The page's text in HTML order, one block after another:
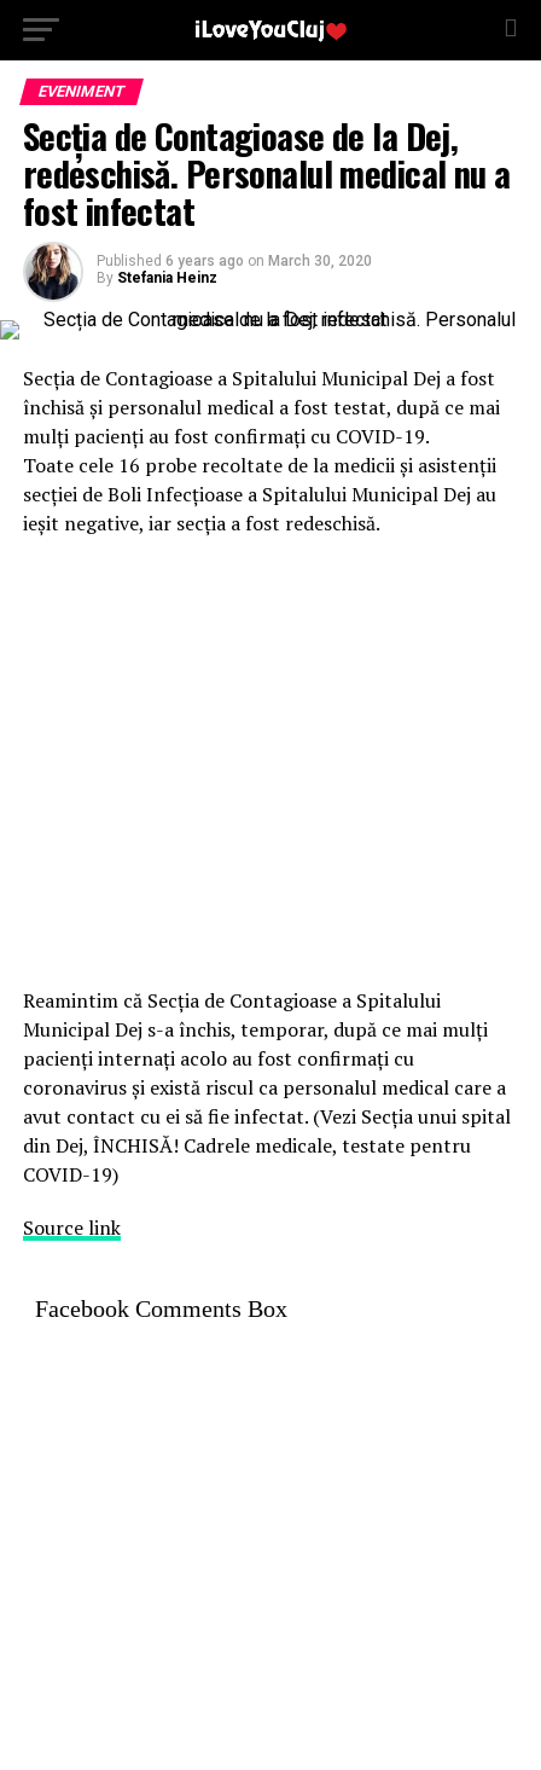
EVENIMENT
Secția de Contagioase de la Dej,
redeschisă. Personalul medical nu a
fost infectat
Published 6 years ago on March 30, 2020
By Stefania Heinz
Secția de Contagioase a Spitalului Municipal Dej a fost
închisă și personalul medical a fost testat, după ce mai
mulți pacienți au fost confirmați cu COVID-19.
Toate cele 16 probe recoltate de la medicii și asistenții
secției de Boli Infecțioase a Spitalului Municipal Dej au
ieșit negative, iar secția a fost redeschisă.
Reamintim că Secția de Contagioase a Spitalului
Municipal Dej s-a închis, temporar, după ce mai mulți
pacienți internați acolo au fost confirmați cu
coronavirus și există riscul ca personalul medical care a
avut contact cu ei să fie infectat. (Vezi Secția unui spital
din Dej, ÎNCHISĂ! Cadrele medicale, testate pentru
COVID-19)
Source link
Facebook Comments Box